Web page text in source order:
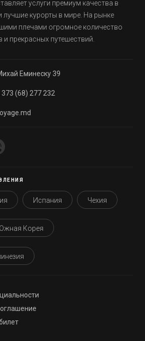
услуги премиум качества в
лучшие курорты в мире. На рынке
плечами огромное количество
прекрасных путешествий.
Еминеску 39
373 (68) 277 232
Испания Чехия
Корея